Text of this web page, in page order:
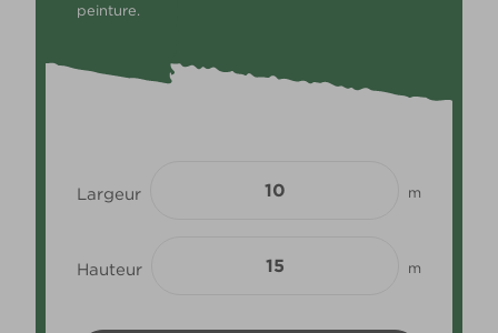
peinture.
Largeur m
Hauteur m